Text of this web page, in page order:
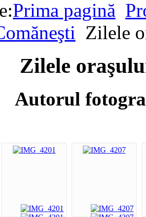
Prima pagină
Zilele
Zilele
Autorul